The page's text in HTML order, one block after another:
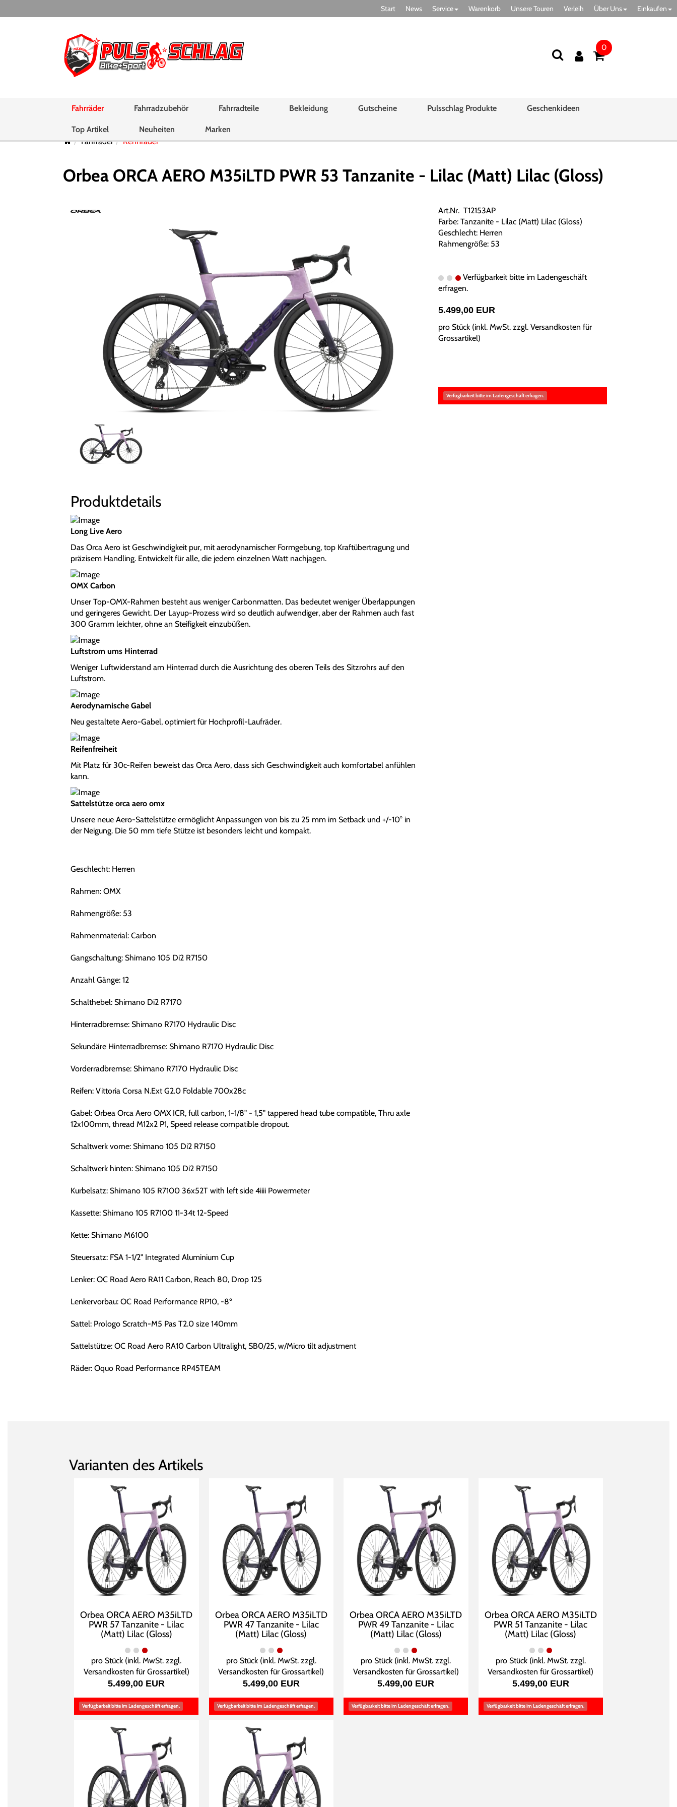
Start News Service Warenkorb Unsere Touren Verleih Über Uns Einkaufen
0
Fahrräder Fahrradzubehör Fahrradteile Bekleidung Gutscheine Pulsschlag Produkte Geschenkideen
Top Artikel Neuheiten
Marken
Fahrräder
Rennräder
Orbea ORCA AERO M35iLTD PWR 53 Tanzanite - Lilac (Matt) Lilac (Gloss)
Produktdetails
Long Live Aero
Das Orca Aero ist Geschwindigkeit pur, mit aerodynamischer Formgebung, top Kraftübertragung und
präzisem Handling. Entwickelt für alle, die jedem einzelnen Watt nachjagen.
OMX Carbon
Unser Top-OMX-Rahmen besteht aus weniger Carbonmatten. Das bedeutet weniger Überlappungen
und geringeres Gewicht. Der Layup-Prozess wird so deutlich aufwendiger, aber der Rahmen auch fast
300 Gramm leichter, ohne an Steifigkeit einzubüßen.
Luftstrom ums Hinterrad
Weniger Luftwiderstand am Hinterrad durch die Ausrichtung des oberen Teils des Sitzrohrs auf den
Luftstrom.
Aerodynamische Gabel
Neu gestaltete Aero-Gabel, optimiert für Hochprofil-Laufräder.
Reifenfreiheit
Mit Platz für 30c-Reifen beweist das Orca Aero, dass sich Geschwindigkeit auch komfortabel anfühlen
kann.
Sattelstütze orca aero omx
Unsere neue Aero-Sattelstütze ermöglicht Anpassungen von bis zu 25 mm im Setback und +/-10° in
der Neigung. Die 50 mm tiefe Stütze ist besonders leicht und kompakt.
Geschlecht: Herren
Rahmen: OMX
Rahmengröße: 53
Rahmenmaterial: Carbon
Gangschaltung: Shimano 105 Di2 R7150
Anzahl Gänge: 12
Schalthebel: Shimano Di2 R7170
Hinterradbremse: Shimano R7170 Hydraulic Disc
Sekundäre Hinterradbremse: Shimano R7170 Hydraulic Disc
Vorderradbremse: Shimano R7170 Hydraulic Disc
Reifen: Vittoria Corsa N.Ext G2.0 Foldable 700x28c
Gabel: Orbea Orca Aero OMX ICR, full carbon, 1-1/8" - 1,5" tappered head tube compatible, Thru axle
12x100mm, thread M12x2 P1, Speed release compatible dropout.
Schaltwerk vorne: Shimano 105 Di2 R7150
Schaltwerk hinten: Shimano 105 Di2 R7150
Kurbelsatz: Shimano 105 R7100 36x52T with left side 4iiii Powermeter
Kassette: Shimano 105 R7100 11-34t 12-Speed
Kette: Shimano M6100
Steuersatz: FSA 1-1/2" Integrated Aluminium Cup
Lenker: OC Road Aero RA11 Carbon, Reach 80, Drop 125
Lenkervorbau: OC Road Performance RP10, -8º
Sattel: Prologo Scratch-M5 Pas T2.0 size 140mm
Sattelstütze: OC Road Aero RA10 Carbon Ultralight, SB0/25, w/Micro tilt adjustment
Räder: Oquo Road Performance RP45TEAM
Art.Nr. T12153AP
Farbe: Tanzanite - Lilac (Matt) Lilac (Gloss)
Geschlecht: Herren
Rahmengröße: 53
Verfügbarkeit bitte im Ladengeschäft
erfragen.
5.499,00 EUR
pro Stück (inkl. MwSt. zzgl. Versandkosten für
Grossartikel)
Verfügbarkeit bitte im Ladengeschäft erfragen.
Varianten des Artikels
Orbea ORCA AERO M35iLTD
PWR 57 Tanzanite - Lilac
(Matt) Lilac (Gloss)
pro Stück (inkl. MwSt. zzgl.
Versandkosten für Grossartikel)
5.499,00 EUR
Verfügbarkeit bitte im Ladengeschäft erfragen.
Orbea ORCA AERO M35iLTD
PWR 47 Tanzanite - Lilac
(Matt) Lilac (Gloss)
pro Stück (inkl. MwSt. zzgl.
Versandkosten für Grossartikel)
5.499,00 EUR
Verfügbarkeit bitte im Ladengeschäft erfragen.
Orbea ORCA AERO M35iLTD
PWR 49 Tanzanite - Lilac
(Matt) Lilac (Gloss)
pro Stück (inkl. MwSt. zzgl.
Versandkosten für Grossartikel)
5.499,00 EUR
Verfügbarkeit bitte im Ladengeschäft erfragen.
Orbea ORCA AERO M35iLTD
PWR 51 Tanzanite - Lilac
(Matt) Lilac (Gloss)
pro Stück (inkl. MwSt. zzgl.
Versandkosten für Grossartikel)
5.499,00 EUR
Verfügbarkeit bitte im Ladengeschäft erfragen.